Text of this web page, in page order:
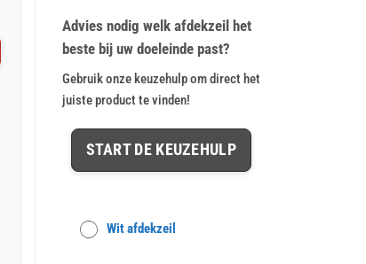
Advies nodig welk afdekzeil het
beste bij uw doeleinde past?
Gebruik onze keuzehulp om direct het
juiste product te vinden!
START DE KEUZEHULP
Wit afdekzeil